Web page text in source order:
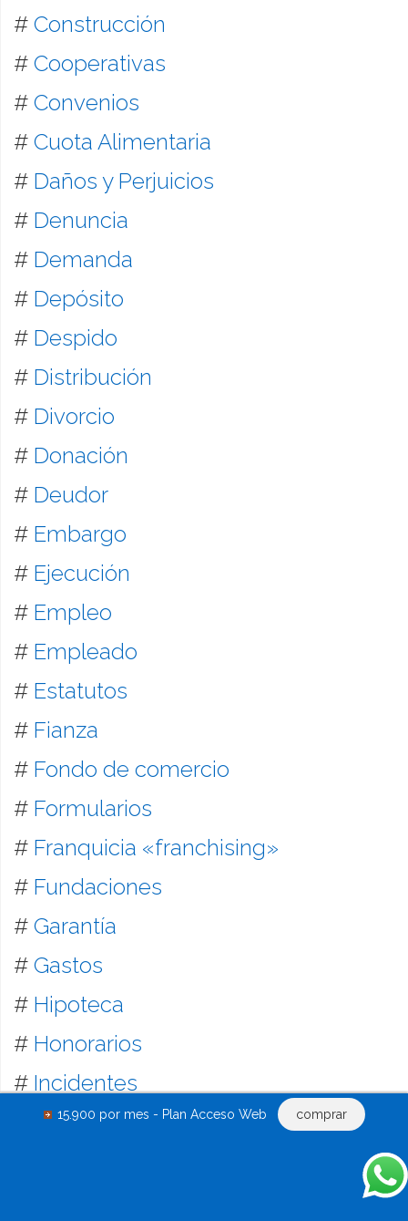
15.900 por mes - Plan Acceso Web comprar
# Construcción
# Cooperativas
# Convenios
# Cuota Alimentaria
# Daños y Perjuicios
# Denuncia
# Demanda
# Depósito
# Despido
# Distribución
# Divorcio
# Donación
# Deudor
# Embargo
# Ejecución
# Empleo
# Empleado
# Estatutos
# Fianza
# Fondo de comercio
# Formularios
# Franquicia «franchising»
# Fundaciones
# Garantía
# Gastos
# Hipoteca
# Honorarios
# Incidentes
Indemnización